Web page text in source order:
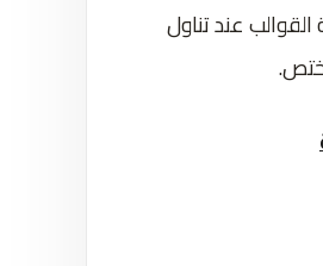
عند تناول